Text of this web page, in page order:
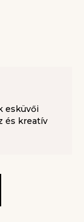
esküvői
és kreatív